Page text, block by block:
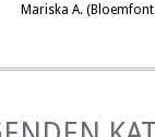
Mariska A.